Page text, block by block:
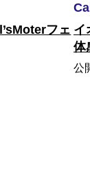
フェ イ
体
公